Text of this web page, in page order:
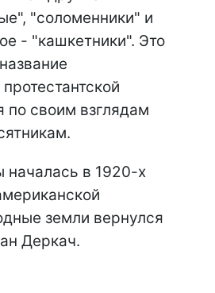
"соломенники" и
- "кашкетники". Это
по своим взглядам
в 1920-х
земли вернулся
Деркач.